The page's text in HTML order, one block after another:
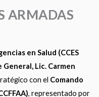
ARMADAS
en Salud (CCES
General, Lic. Carmen
con el Comando
, representado por